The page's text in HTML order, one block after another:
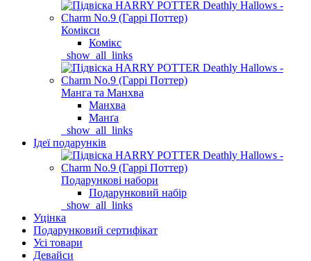
Комікси
Комікс
_show_all_links
Манга та Манхва
Манхва
Манґа
_show_all_links
Ідеї подарунків
Подарункові набори
Подарунковий набір
_show_all_links
Уцінка
Подарунковий сертифікат
Усі товари
Девайси